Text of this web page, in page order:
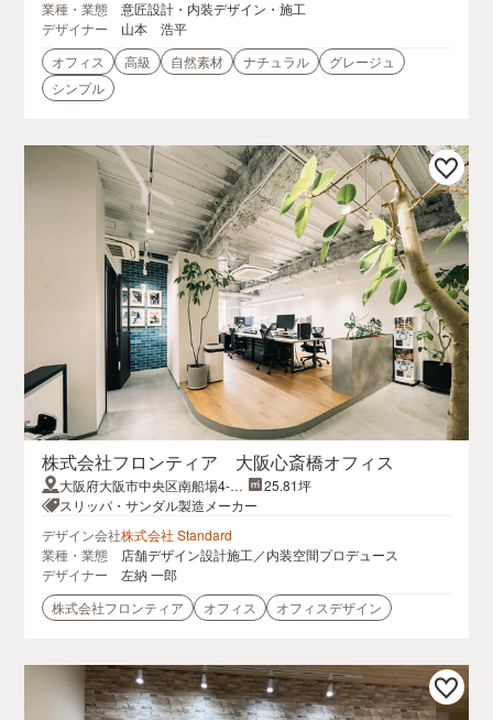
業種・業態
意匠設計・内装デザイン・施工
デザイナー
山本 浩平
オフィス
高級 自然素材 ナチュラル
グレージュ
シンプル
株式会社フロンティア 大阪心斎橋オフィス
大阪府大阪市中央区南船場4-7-
11南船場心斎橋ビル502
25.81坪
スリッパ・サンダル製造メーカー
デザイン会社株式会社 Standard
業種・業態
店舗デザイン設計施工／内装空間プロデュース
デザイナー
左納 一郎
株式会社フロンティア
オフィス オフィスデザイン